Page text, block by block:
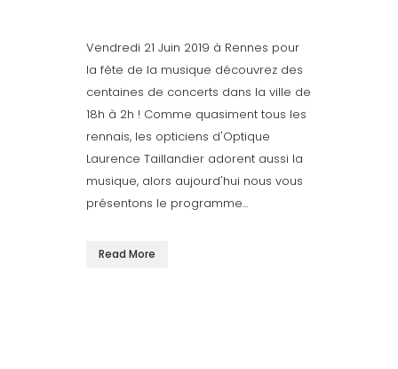
Vendredi 21 Juin 2019 à Rennes pour
la fête de la musique découvrez des
centaines de concerts dans la ville de
18h à 2h ! Comme quasiment tous les
rennais, les opticiens d'Optique
Laurence Taillandier adorent aussi la
musique, alors aujourd'hui nous vous
présentons le programme...
Read More